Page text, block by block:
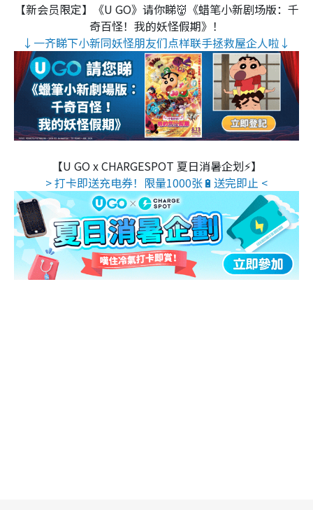
【新会员限定】《U GO》请你睇👹《蜡笔小新剧场版：千
奇百怪！我的妖怪假期》！
↓一齐睇下小新同妖怪朋友们点样联手拯救屋企人啦↓
【U GO x CHARGESPOT 夏日消暑企划⚡】
> 打卡即送充电券！限量1000张🔋送完即止 <